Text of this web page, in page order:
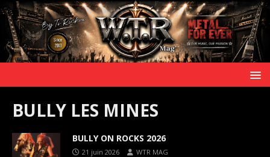
BULLY LES MINES
BULLY ON ROCKS 2026
21 juin 2026 WTR MAG